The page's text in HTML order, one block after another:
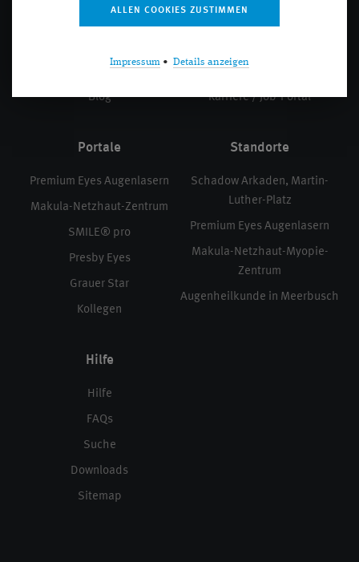
Über uns
Blog
Rezeptbestellung
Karriere / Job-Portal
Portale
Premium Eyes Augenlasern
Makula-Netzhaut-Zentrum
SMILE® pro
Presby Eyes
Grauer Star
Kollegen
Standorte
Schadow Arkaden, Martin-
Luther-Platz
Premium Eyes Augenlasern
Makula-Netzhaut-Myopie-
Zentrum
Augenheilkunde in Meerbusch
Hilfe
Hilfe
FAQs
Suche
Downloads
Sitemap
Impressum • Details anzeigen